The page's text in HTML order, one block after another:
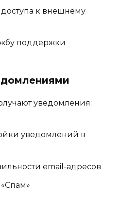
к внешнему
поддержки
уведомления:
уведомлений в
email-адресов